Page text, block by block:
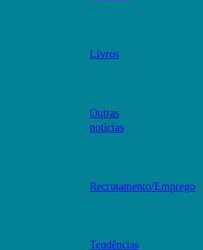
Livros
Outras
notícias
Recrutamento/Emprego
Tendências